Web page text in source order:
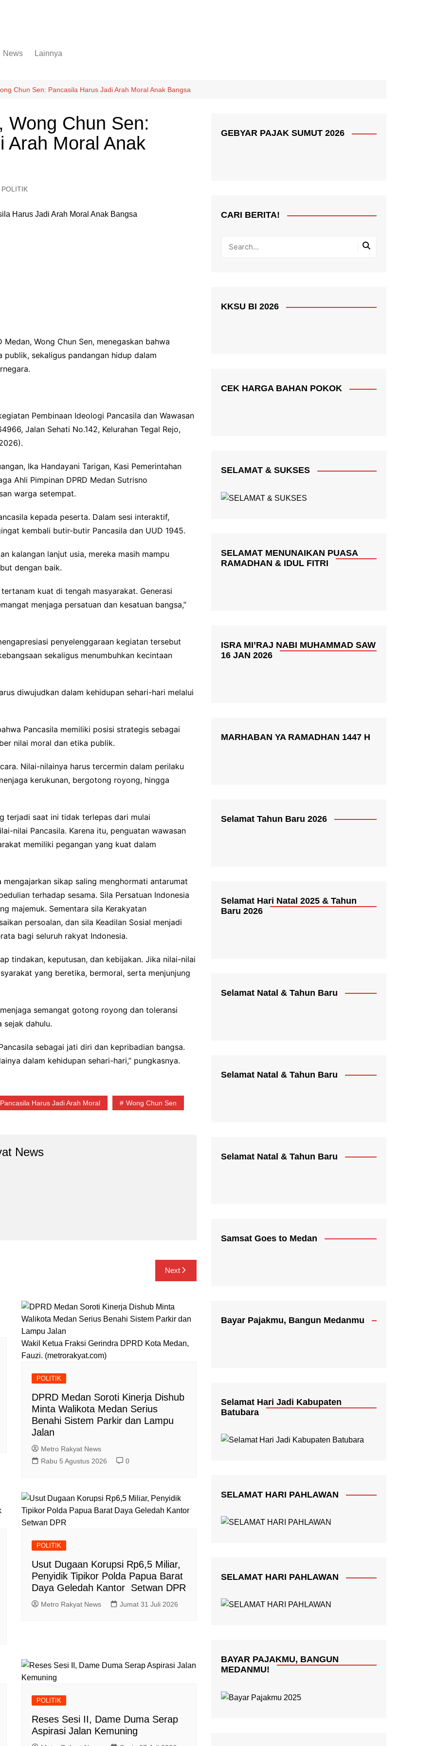
News
Internasional
Lintas Koramil – MS
Megapolitan
Peristiwa
Politik
Lainnya
Ekbis
Opini
Pendidikan
Chun Sen: Pancasila Harus Jadi Arah Moral Anak Bangsa
Wong Chun Sen:
Arah Moral Anak
POLITIK
Medan, Wong Chun Sen, menegaskan bahwa
publik, sekaligus pandangan hidup dalam
Pembinaan Ideologi Pancasila dan Wawasan
Jalan Sehati No.142, Kelurahan Tegal Rejo,
Ika Handayani Tarigan, Kasi Pemerintahan
Ahli Pimpinan DPRD Medan Sutrisno
warga setempat.
kepada peserta. Dalam sesi interaktif,
kembali butir-butir Pancasila dan UUD 1945.
kalangan lanjut usia, mereka masih mampu
dengan baik.
kuat di tengah masyarakat. Generasi
menjaga persatuan dan kesatuan bangsa,”
penyelenggaraan kegiatan tersebut
sekaligus menumbuhkan kecintaan
diwujudkan dalam kehidupan sehari-hari melalui
Pancasila memiliki posisi strategis sebagai
nilai moral dan etika publik.
Nilai-nilainya harus tercermin dalam perilaku
kerukunan, bergotong royong, hingga
terjadi saat ini tidak terlepas dari mulai
nilai Pancasila. Karena itu, penguatan wawasan
memiliki pegangan yang kuat dalam
mengajarkan sikap saling menghormati antarumat
terhadap sesama. Sila Persatuan Indonesia
majemuk. Sementara sila Kerakyatan
persoalan, dan sila Keadilan Sosial menjadi
bagi seluruh rakyat Indonesia.
tindakan, keputusan, dan kebijakan. Jika nilai-nilai
yang beretika, bermoral, serta menjunjung
semangat gotong royong dan toleransi
sejak dahulu.
sebagai jati diri dan kepribadian bangsa.
dalam kehidupan sehari-hari,” pungkasnya.
Pancasila Harus Jadi Arah Moral Wong Chun Sen
News
Next
Wakil Ketua Fraksi Gerindra DPRD Kota Medan,
Fauzi. (metrorakyat.com)
POLITIK
DPRD Medan Soroti Kinerja Dishub
Minta Walikota Medan Serius
Benahi Sistem Parkir dan Lampu
Jalan
Metro Rakyat News
Rabu 5 Agustus 2026
0
POLITIK
Usut Dugaan Korupsi Rp6,5 Miliar,
Penyidik Tipikor Polda Papua Barat
Daya Geledah Kantor Setwan DPR
Metro Rakyat News Jumat 31 Juli 2026
POLITIK
Reses Sesi II, Dame Duma Serap
Aspirasi Jalan Kemuning
GEBYAR PAJAK SUMUT 2026
CARI BERITA!
KKSU BI 2026
CEK HARGA BAHAN POKOK
SELAMAT & SUKSES
SELAMAT MENUNAIKAN PUASA
RAMADHAN & IDUL FITRI
ISRA MI’RAJ NABI MUHAMMAD SAW
16 JAN 2026
MARHABAN YA RAMADHAN 1447 H
Selamat Tahun Baru 2026
Selamat Hari Natal 2025 & Tahun
Baru 2026
Selamat Natal & Tahun Baru
Selamat Natal & Tahun Baru
Selamat Natal & Tahun Baru
Samsat Goes to Medan
Bayar Pajakmu, Bangun Medanmu
Selamat Hari Jadi Kabupaten
Batubara
SELAMAT HARI PAHLAWAN
SELAMAT HARI PAHLAWAN
BAYAR PAJAKMU, BANGUN
MEDANMU!